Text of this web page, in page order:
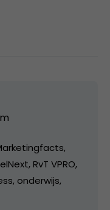
RvT VPRO,
onderwijs,